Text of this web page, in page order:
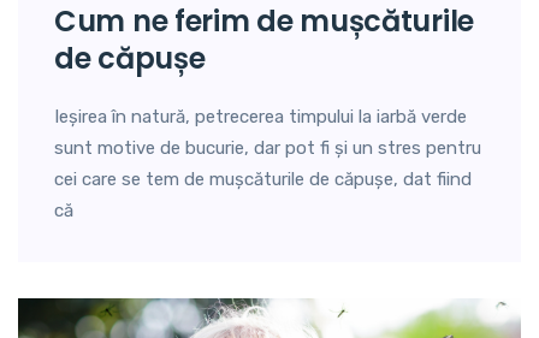
cum ne ferim de mușcăturile
de căpușe
Ieșirea în natură, petrecerea timpului la iarbă verde
sunt motive de bucurie, dar pot fi și un stres pentru
cei care se tem de mușcăturile de căpușe, dat fiind
că